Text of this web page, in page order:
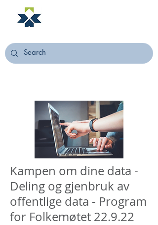
Kampen om dine data -
Deling og gjenbruk av
offentlige data - Program
for Folkemøtet 22.9.22